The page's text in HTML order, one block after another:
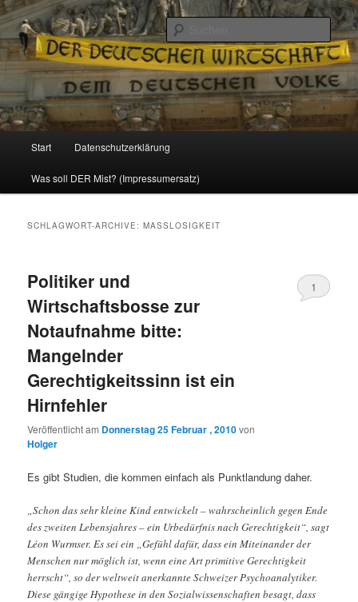
Reizzentrum
Politik, Wirtschaft, Soziales und Gesellschaft
Zum
Inhalt
Zum
sekundären
Start Datenschutzerklärung
Was soll DER Mist? (Impressumersatz)
SCHLAGWORT-ARCHIVE:MASSLOSIGKEIT
Politiker und
Wirtschaftsbosse zur
Notaufnahme bitte:
Mangelnder
Gerechtigkeitssinn ist ein
Hirnfehler
Veröffentlicht am Donnerstag 25 Februar , 2010von
Holger
1
Es gibt Studien, die kommen einfach als Punktlandung daher.
„Schon das sehr kleine Kind entwickelt – wahrscheinlich gegen Ende
des zweiten Lebensjahres – ein Urbedürfnis nach Gerechtigkeit“, sagt
Léon Wurmser. Es sei ein „Gefühl dafür, dass ein Miteinander der
Menschen nur möglich ist, wenn eine Art primitive Gerechtigkeit
herrscht“, so der weltweit anerkannte Schweizer Psychoanalytiker.
Diese gängige Hypothese in den Sozialwissenschaften besagt, dass